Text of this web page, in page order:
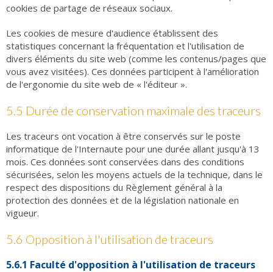
cookies de partage de réseaux sociaux.
Les cookies de mesure d'audience établissent des
statistiques concernant la fréquentation et l'utilisation de
divers éléments du site web (comme les contenus/pages que
vous avez visitées). Ces données participent à l'amélioration
de l'ergonomie du site web de « l'éditeur ».
5.5 Durée de conservation maximale des traceurs
Les traceurs ont vocation à être conservés sur le poste
informatique de l'Internaute pour une durée allant jusqu'à 13
mois. Ces données sont conservées dans des conditions
sécurisées, selon les moyens actuels de la technique, dans le
respect des dispositions du Règlement général à la
protection des données et de la législation nationale en
vigueur.
5.6 Opposition à l'utilisation de traceurs
5.6.1 Faculté d'opposition à l'utilisation de traceurs